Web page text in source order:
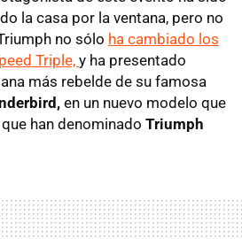
la casa por la ventana, pero no
no sólo ha cambiado los
Triple, y ha presentado
más rebelde de su famosa
en un nuevo modelo que
han denominado Triumph